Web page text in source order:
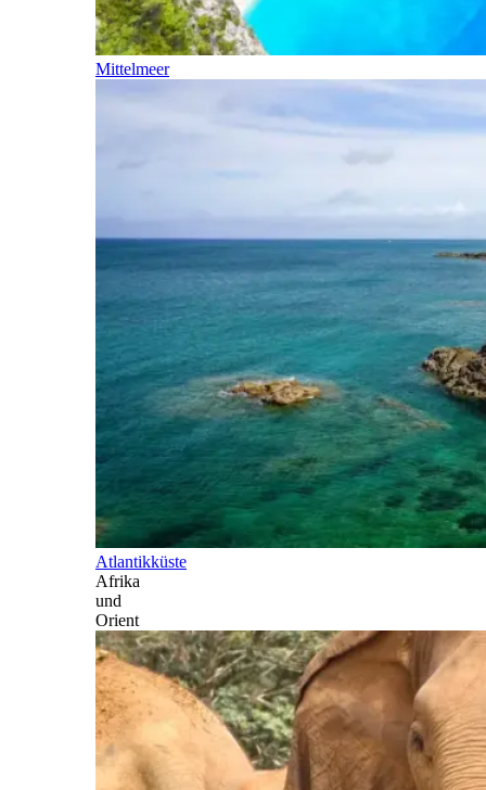
Mittelmeer
Atlantikküste
Afrika
und
Orient